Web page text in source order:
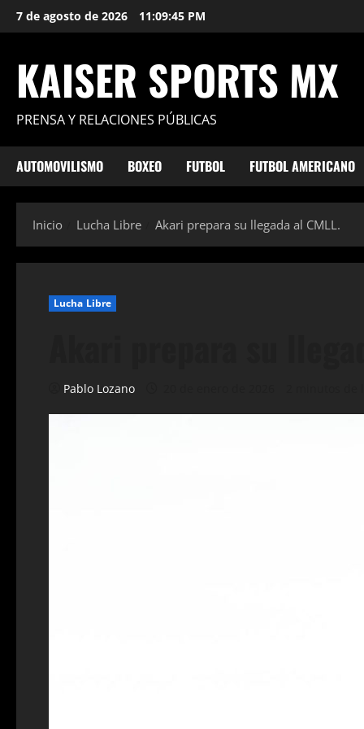
Saltar
al
7 de agosto de 2026 11:09:46 PM
KAISER SPORTS MX
PRENSA Y RELACIONES PÚBLICAS
AUTOMOVILISMO BOXEO FUTBOL FUTBOL AMERICANO
Inicio Lucha Libre Akari prepara su llegada al CMLL.
Lucha Libre
Pablo Lozano